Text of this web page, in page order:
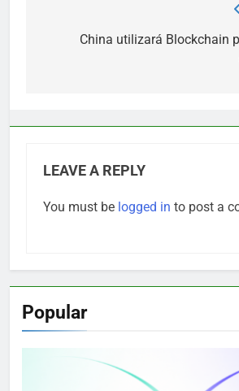
navigation
China utilizará Blockchain
LEAVE A REPLY
You must be logged in to post a
Popular